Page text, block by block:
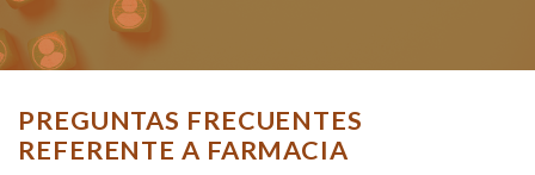
PREGUNTAS FRECUENTES
REFERENTE A FARMACIA